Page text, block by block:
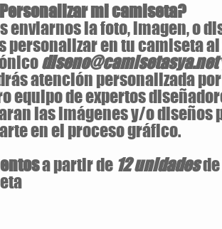
mi camiseta?
enviarnos la foto, imagen, o
personalizar en tu camiseta
diseno@camisetasya.net
atención personalizada
equipo de expertos
las imágenes y/o diseños
en el proceso gráfico.
a partir de 12 unidades